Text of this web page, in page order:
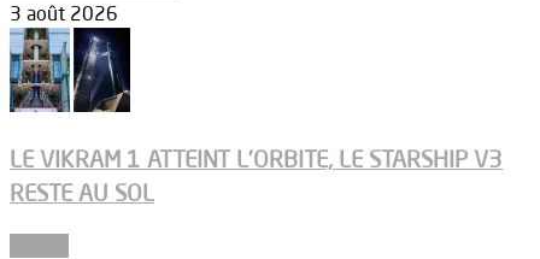
3 août 2026
LE VIKRAM 1 ATTEINT L’ORBITE, LE STARSHIP V3
RESTE AU SOL